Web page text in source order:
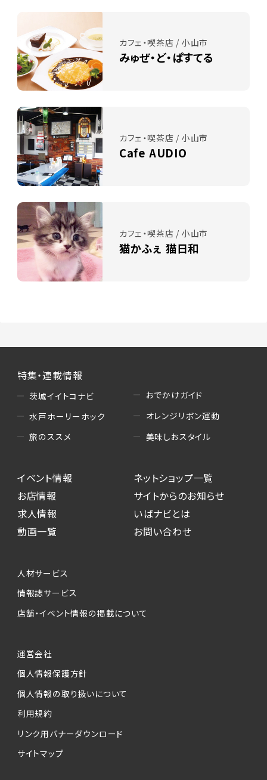
カフェ・喫茶店 / 小山市
みゅぜ・ど・ぱすてる
カフェ・喫茶店 / 小山市
Cafe AUDIO
カフェ・喫茶店 / 小山市
猫かふぇ 猫日和
特集・連載情報
茨城イイトコナビ
水戸ホーリーホック
旅のススメ
おでかけガイド
オレンジリボン運動
美味しおスタイル
イベント情報
お店情報
求人情報
動画一覧
ネットショップ一覧
サイトからのお知らせ
いばナビとは
お問い合わせ
人材サービス
情報誌サービス
店舗・イベント情報の掲載について
運営会社
個人情報保護方針
個人情報の取り扱いについて
利用規約
リンク用バナーダウンロード
サイトマップ